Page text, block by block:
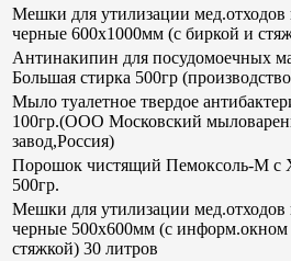
Мешки для утилизации мед.отходов
черные 600х1000мм (с биркой и
Антинакипин для посудомоечных
Большая стирка 500гр
Мыло туалетное твердое
100гр.(ООО Московский
завод,Россия)
Порошок чистящий Пемоксоль-М
500гр.
Мешки для утилизации мед.отходов
черные 500х600мм (с информ.окном
стяжкой) 30 литров